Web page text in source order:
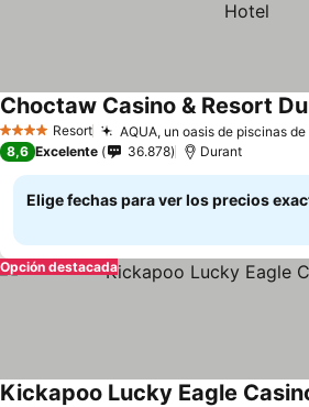
4 EstrellasResort AQUA, un oasis de piscinas
8,6 Excelente 36.878 Durant
Elige fechas para ver los precios
Opción destacada
Kickapoo Lucky Eagle